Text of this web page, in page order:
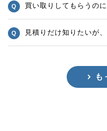
買い取りしてもらうの
見積りだけ知りたいが
も